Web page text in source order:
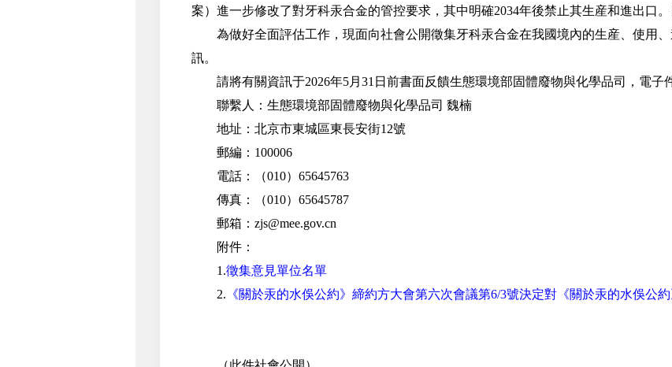
案）進一步修改了對牙科汞合金的管控要求，其中明確2034年後禁止其生産和進出口
為做好全面評估工作，現面向社會公開徵集牙科汞合金在我國境內的生産、使用、
訊。
請將有關資訊于2026年5月31日前書面反饋生態環境部固體廢物與化學品司，電子
聯繫人：生態環境部固體廢物與化學品司 魏楠
地址：北京市東城區東長安街12號
郵編：100006
電話：（010）65645763
傳真：（010）65645787
郵箱：zjs@mee.gov.cn
附件：
1.徵集意見單位名單
2. 《關於汞的水俁公約》締約方大會第六次會議第6/3號決定對《關於汞的水俁公